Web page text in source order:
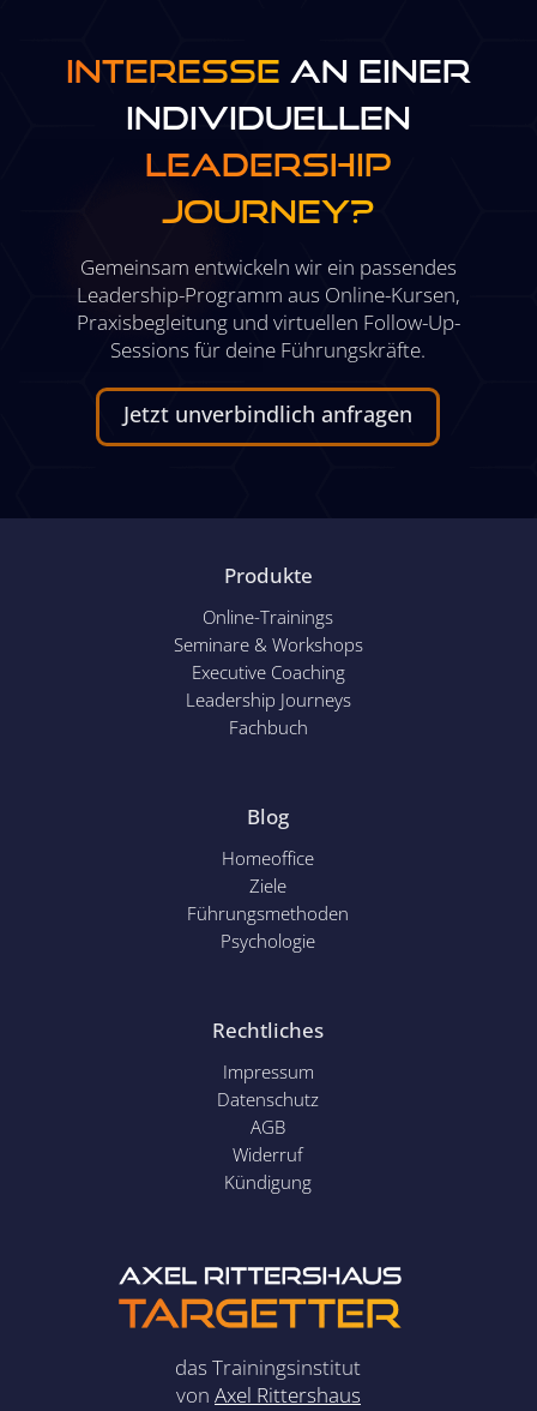
Interesse an einer
individuellen
Leadership
Journey?
Gemeinsam entwickeln wir ein passendes
Leadership-Programm aus Online-Kursen,
Praxisbegleitung und virtuellen Follow-Up-
Sessions für deine Führungskräfte.
Jetzt unverbindlich anfragen
Produkte
Online-Trainings
Seminare & Workshops
Executive Coaching
Leadership Journeys
Fachbuch
Blog
Homeoffice
Ziele
Führungsmethoden
Psychologie
Rechtliches
Impressum
Datenschutz
AGB
Widerruf
Kündigung
das Trainingsinstitut
von Axel Rittershaus